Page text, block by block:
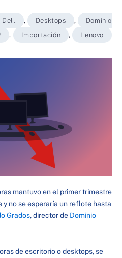
Dell , Desktops ,
Dominio
, Importación , Lenovo
mantuvo en el primer trimestre
no se esperaría un reflote hasta
Grados, director de Dominio
de escritorio o desktops, se